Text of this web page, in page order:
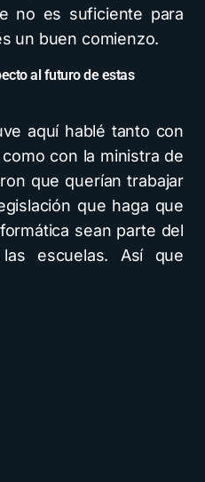
no es suficiente para
un buen comienzo.
al futuro de estas
aquí hablé tanto con
con la ministra de
que querían trabajar
que haga que
sean parte del
escuelas. Así que